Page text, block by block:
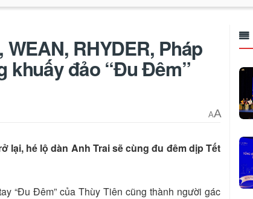
RHYDER, Pháp
khuấy đảo “Đu Đêm”
AA
lại, hé lộ dàn Anh Trai sẽ cùng đu đêm dịp Tết
“Đu Đêm” của Thùy Tiên cũng thành người gác